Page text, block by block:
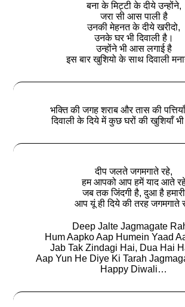
बना के मिट्टी के दीये उन्होंने,
जरा सी आस पाली है
उनकी मेहनत के दीये खरीदो,
उनके घर भी दिवाली है।
उन्होंने भी आस लगाई है
इस बार खुशियो के साथ दिवाली
भक्ति की जगह शराब और तास की
दिवाली के दिये में कुछ घरों की खुशियाँ
दीप जलते जगमगाते रहे,
हम आपको आप हमें याद आते
जब तक जिंदगी है, दुआ है हमारी
आप यूं ही दिये की तरह जगमगाते
Deep Jalte Jagmagate
Hum Aapko Aap Humein Yaad
Jab Tak Zindagi Hai, Dua Hai
Aap Yun He Diye Ki Tarah
Happy Diwali…